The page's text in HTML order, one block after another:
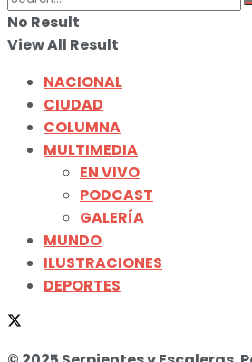
No Result
View All Result
NACIONAL
CIUDAD
COLUMNA
MULTIMEDIA
EN VIVO
PODCAST
GALERÍA
MUNDO
ILUSTRACIONES
DEPORTES